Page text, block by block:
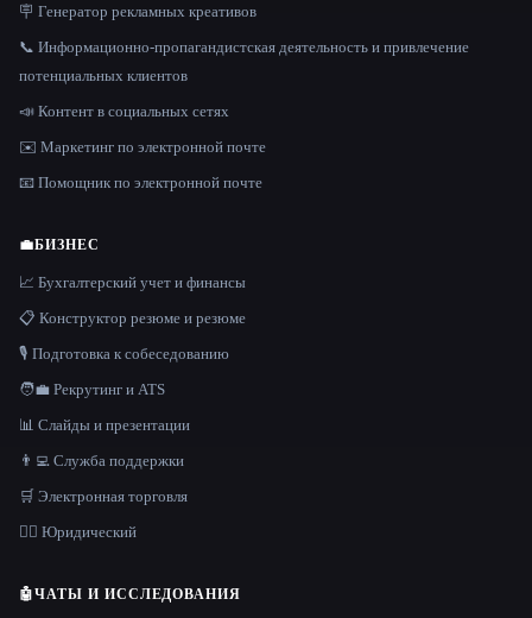
🪧 Генератор рекламных креативов
📞 Информационно-пропагандистская деятельность и привлечение
потенциальных клиентов
📣 Контент в социальных сетях
✉️ Маркетинг по электронной почте
📧 Помощник по электронной почте
💼БИЗНЕС
📈 Бухгалтерский учет и финансы
📋 Конструктор резюме и резюме
🎙️ Подготовка к собеседованию
🧑‍💼 Рекрутинг и ATS
📊 Слайды и презентации
👨‍💻 Служба поддержки
🛒 Электронная торговля
👩‍⚖️ Юридический
🤖ЧАТЫ И ИССЛЕДОВАНИЯ